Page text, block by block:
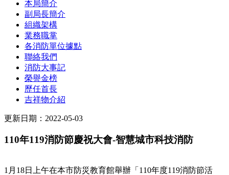
本局簡介
副局長簡介
組織架構
業務職掌
各消防單位據點
聯絡我們
消防大事記
榮譽金榜
歷任首長
吉祥物介紹
更新日期：2022-05-03
110年119消防節慶祝大會-智慧城市科技消防
1月18日上午在本市防災教育館舉辦「110年度119消防節活